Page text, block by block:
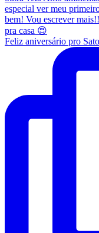
Feliz aniversário pro